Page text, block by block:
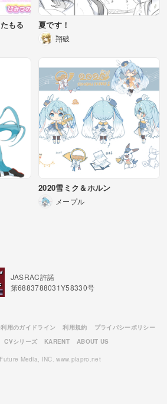
もる 夏です！
翔破
2020雪ミク＆ホルン
メープル
JASRAC許諾
第6883788031Y58330号
用のガイドライン 利用規約
プライバシーポリシー
CVシリーズ KARENT ABOUT US
Media, INC. www.piapro.net